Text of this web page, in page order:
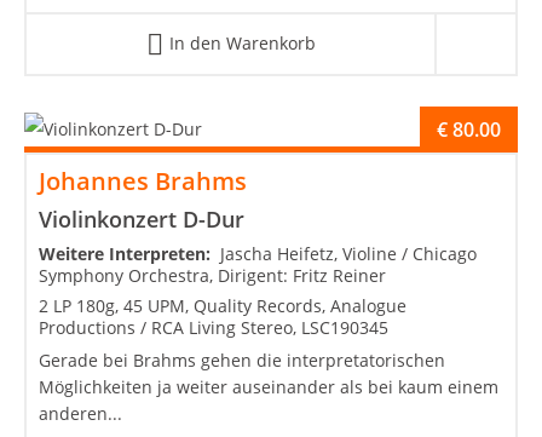
In den Warenkorb
Johannes Brahms
Violinkonzert D-Dur
€80.00
Weitere Interpreten: Jascha Heifetz, Violine / Chicago
Symphony Orchestra, Dirigent: Fritz Reiner
2 LP 180g, 45 UPM, Quality Records, Analogue
Productions / RCA Living Stereo, LSC190345
Gerade bei Brahms gehen die interpretatorischen
Möglichkeiten ja weiter auseinander als bei kaum einem
anderen...